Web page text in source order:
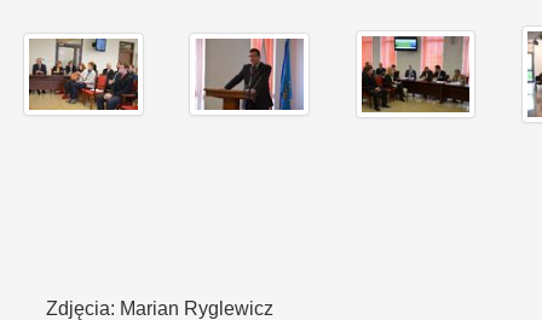
Zdjęcia: Marian Ryglewicz